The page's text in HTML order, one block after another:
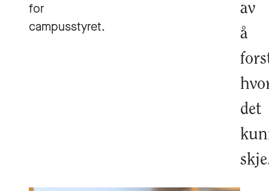
for
campusstyret.
av
å
det